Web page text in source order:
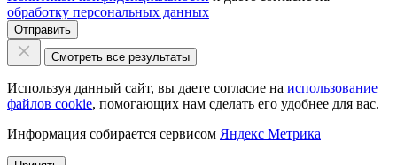
обработку персональных данных
Отправить
Смотреть все результаты
Используя данный сайт, вы даете согласие на использование
файлов cookie, помогающих нам сделать его удобнее для вас.
Информация собирается сервисом Яндекс Метрика